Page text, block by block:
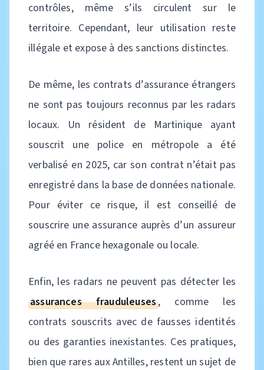
contrôles, même s’ils circulent sur le
territoire. Cependant, leur utilisation reste
illégale et expose à des sanctions distinctes.
De même, les contrats d’assurance étrangers
ne sont pas toujours reconnus par les radars
locaux. Un résident de Martinique ayant
souscrit une police en métropole a été
verbalisé en 2025, car son contrat n’était pas
enregistré dans la base de données nationale.
Pour éviter ce risque, il est conseillé de
souscrire une assurance auprès d’un assureur
agréé en France hexagonale ou locale.
Enfin, les radars ne peuvent pas détecter les
assurances frauduleuses, comme les
contrats souscrits avec de fausses identités
ou des garanties inexistantes. Ces pratiques,
bien que rares aux Antilles, restent un sujet de